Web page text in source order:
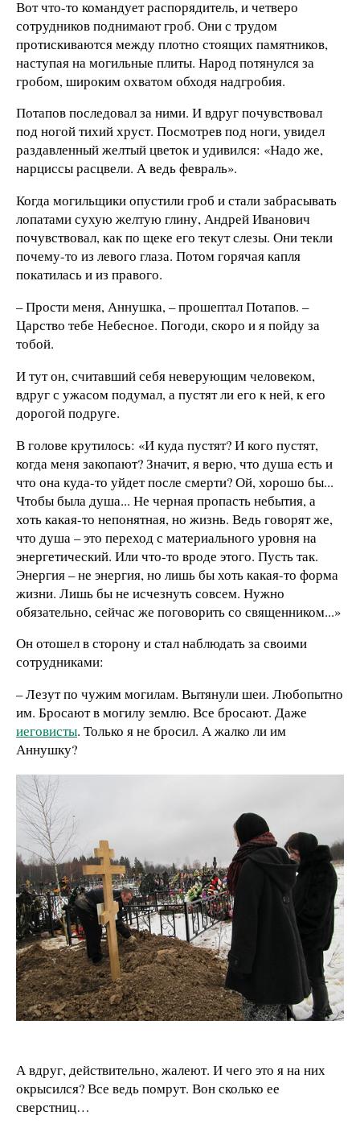
Вот что-то командует распорядитель, и четверо
сотрудников поднимают гроб. Они с трудом
протискиваются между плотно стоящих памятников,
наступая на могильные плиты. Народ потянулся за
гробом, широким охватом обходя надгробия.
Потапов последовал за ними. И вдруг почувствовал
под ногой тихий хруст. Посмотрев под ноги, увидел
раздавленный желтый цветок и удивился: «Надо же,
нарциссы расцвели. А ведь февраль».
Когда могильщики опустили гроб и стали забрасывать
лопатами сухую желтую глину, Андрей Иванович
почувствовал, как по щеке его текут слезы. Они текли
почему-то из левого глаза. Потом горячая капля
покатилась и из правого.
– Прости меня, Аннушка, – прошептал Потапов. –
Царство тебе Небесное. Погоди, скоро и я пойду за
тобой.
И тут он, считавший себя неверующим человеком,
вдруг с ужасом подумал, а пустят ли его к ней, к его
дорогой подруге.
В голове крутилось: «И куда пустят? И кого пустят,
когда меня закопают? Значит, я верю, что душа есть и
что она куда-то уйдет после смерти? Ой, хорошо бы...
Чтобы была душа... Не черная пропасть небытия, а
хоть какая-то непонятная, но жизнь. Ведь говорят же,
что душа – это переход с материального уровня на
энергетический. Или что-то вроде этого. Пусть так.
Энергия – не энергия, но лишь бы хоть какая-то форма
жизни. Лишь бы не исчезнуть совсем. Нужно
обязательно, сейчас же поговорить со священником...»
Он отошел в сторону и стал наблюдать за своими
сотрудниками:
– Лезут по чужим могилам. Вытянули шеи. Любопытно
им. Бросают в могилу землю. Все бросают. Даже
иеговисты. Только я не бросил. А жалко ли им
Аннушку?
А вдруг, действительно, жалеют. И чего это я на них
окрысился? Все ведь помрут. Вон сколько ее
сверстниц…